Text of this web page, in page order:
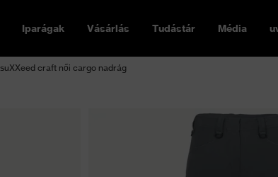
Iparágak Vásárlás Tudástár Média
suXXeed craft női cargo nadrág